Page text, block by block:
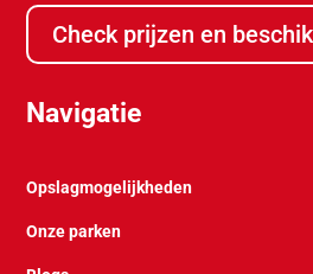
Check prijzen en
Navigatie
Opslagmogelijkheden
Onze parken